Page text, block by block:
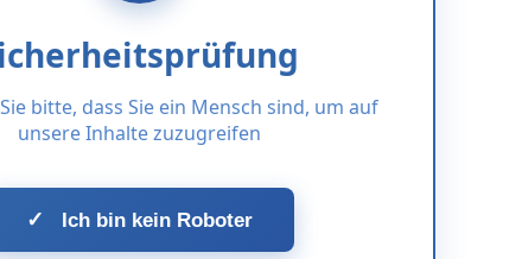
bitte, dass Sie ein Mensch sind, um auf
unsere Inhalte zuzugreifen
✓ Ich bin kein Roboter